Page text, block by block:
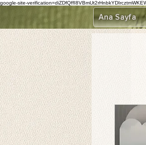
google-site-
Ana Sayfa